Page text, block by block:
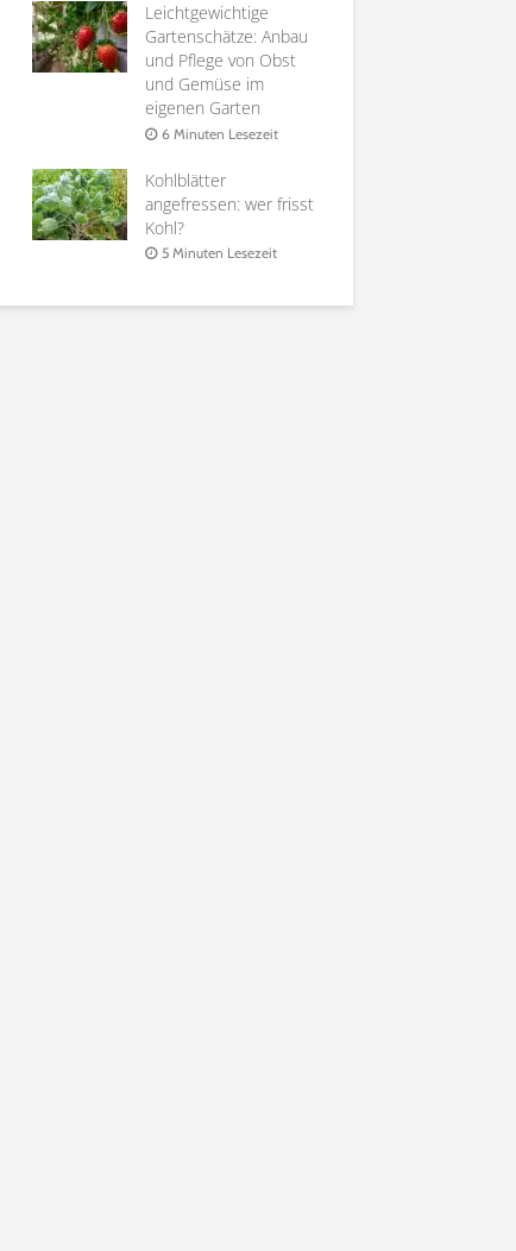
Leichtgewichtige
Gartenschätze: Anbau
und Pflege von Obst
und Gemüse im
eigenen Garten
6 Minuten Lesezeit
Kohlblätter
angefressen: wer frisst
Kohl?
5 Minuten Lesezeit